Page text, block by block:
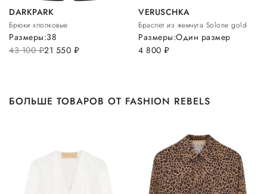
DARKPARK
Брюки хлопковые
43 100руб.21 550 руб.
Размеры:38
VERUSCHKA
Браслет из жемчуга Solone gold
4 800руб.
Размеры:Один размер
БОЛЬШЕ ТОВАРОВ ОТ FASHION REBELS